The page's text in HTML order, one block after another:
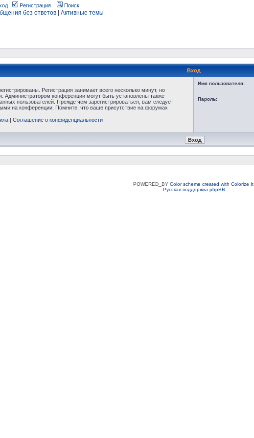
Регистрация Поиск
без ответов Активные темы
Вход
Регистрация занимает всего несколько минут, но
Администратором конференции могут быть установлены также
пользователей. Прежде чем зарегистрироваться, вам следует
на конференции. Помните, что ваше присутствие на форумах
| Соглашение о конфиденциальности
Имя пользователя:
Пароль:
POWERED_BY Color scheme created with Colorize It.
Русская поддержка phpBB